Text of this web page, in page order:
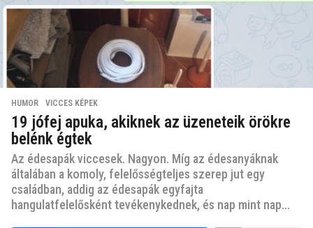
HUMOR ,VICCES KÉPEK
19 jófej apuka, akiknek az üzeneteik örökre
belénk égtek
Az édesapák viccesek. Nagyon. Míg az édesanyáknak
általában a komoly, felelősségteljes szerep jut egy
családban, addig az édesapák egyfajta
hangulatfelelősként tevékenykednek, és nap mint nap...